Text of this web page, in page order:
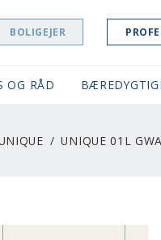
BOLIGEJER
OG RÅD
UNIQUE 01L